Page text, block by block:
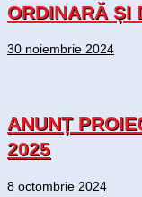
ORDINARĂ ȘI
30 noiembrie 2024
ANUNȚ
2025
8 octombrie 2024